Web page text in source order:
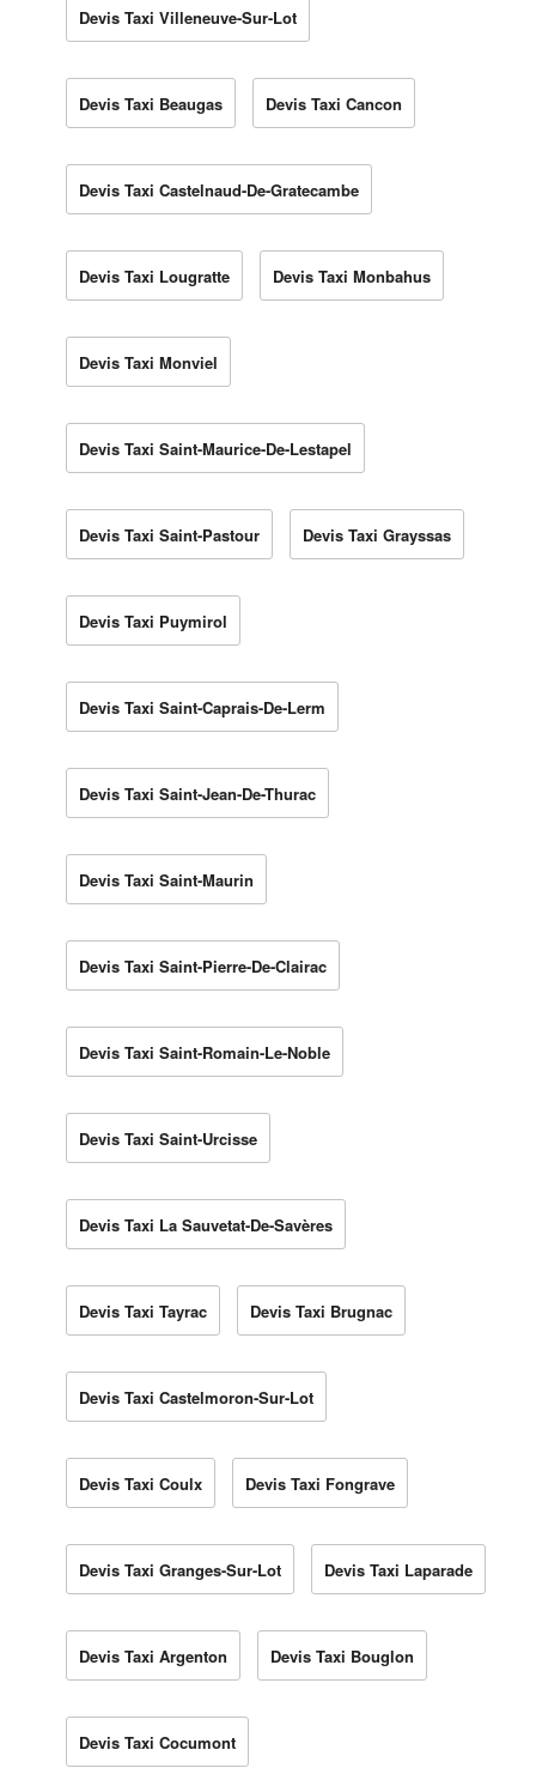
Devis Taxi Villeneuve-Sur-Lot
Devis Taxi Beaugas Devis Taxi Cancon
Devis Taxi Castelnaud-De-Gratecambe
Devis Taxi Lougratte Devis Taxi Monbahus
Devis Taxi Monviel
Devis Taxi Saint-Maurice-De-Lestapel
Devis Taxi Saint-Pastour Devis Taxi Grayssas
Devis Taxi Puymirol
Devis Taxi Saint-Caprais-De-Lerm
Devis Taxi Saint-Jean-De-Thurac
Devis Taxi Saint-Maurin
Devis Taxi Saint-Pierre-De-Clairac
Devis Taxi Saint-Romain-Le-Noble
Devis Taxi Saint-Urcisse
Devis Taxi La Sauvetat-De-Savères
Devis Taxi Tayrac Devis Taxi Brugnac
Devis Taxi Castelmoron-Sur-Lot
Devis Taxi Coulx Devis Taxi Fongrave
Devis Taxi Granges-Sur-Lot Devis Taxi Laparade
Devis Taxi Argenton Devis Taxi Bouglon
Devis Taxi Cocumont